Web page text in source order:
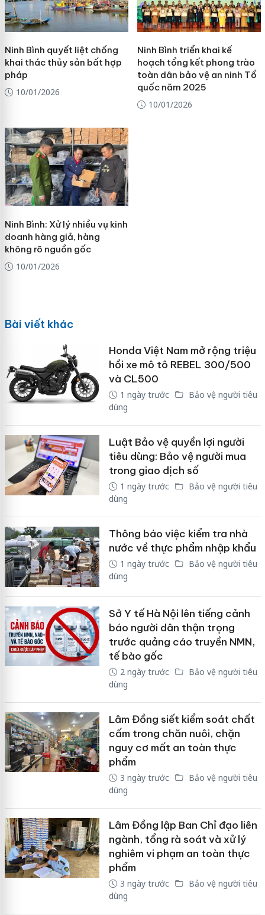
Ninh Bình quyết liệt chống
khai thác thủy sản bất hợp
pháp
10/01/2026
Ninh Bình triển khai kế
hoạch tổng kết phong trào
toàn dân bảo vệ an ninh Tổ
quốc năm 2025
10/01/2026
Ninh Bình: Xử lý nhiều vụ kinh
doanh hàng giả, hàng
không rõ nguồn gốc
10/01/2026
Bài viết khác
Honda Việt Nam mở rộng triệu
hồi xe mô tô REBEL 300/500
và CL500
1 ngày trước
Bảo vệ người tiêu
dùng
Luật Bảo vệ quyền lợi người
tiêu dùng: Bảo vệ người mua
trong giao dịch số
1 ngày trước
Bảo vệ người tiêu
dùng
Thông báo việc kiểm tra nhà
nước về thực phẩm nhập khẩu
1 ngày trước
Bảo vệ người tiêu
dùng
Sở Y tế Hà Nội lên tiếng cảnh
báo người dân thận trọng
trước quảng cáo truyền NMN,
tế bào gốc
2 ngày trước
Bảo vệ người tiêu
dùng
Lâm Đồng siết kiểm soát chất
cấm trong chăn nuôi, chặn
nguy cơ mất an toàn thực
phẩm
3 ngày trước
Bảo vệ người tiêu
dùng
Lâm Đồng lập Ban Chỉ đạo liên
ngành, tổng rà soát và xử lý
nghiêm vi phạm an toàn thực
phẩm
3 ngày trước
Bảo vệ người tiêu
dùng